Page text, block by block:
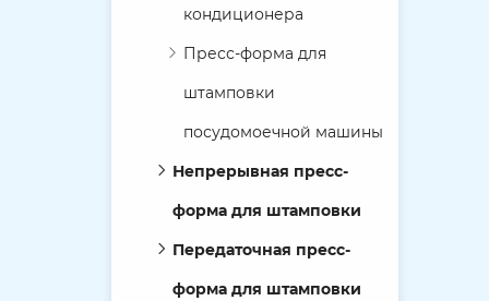
кондиционера
Пресс-форма для
штамповки
посудомоечной машины
Непрерывная пресс-
форма для штамповки
Передаточная пресс-
форма для штамповки